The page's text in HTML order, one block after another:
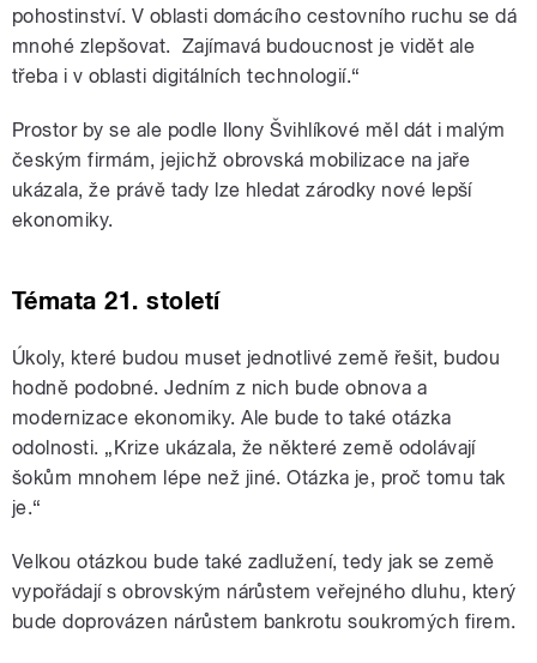
pohostinství. V oblasti domácího cestovního ruchu se dá
mnohé zlepšovat. Zajímavá budoucnost je vidět ale
třeba i v oblasti digitálních technologií.“
Prostor by se ale podle Ilony Švihlíkové měl dát i malým
českým firmám, jejichž obrovská mobilizace na jaře
ukázala, že právě tady lze hledat zárodky nové lepší
ekonomiky.
Témata 21. století
Úkoly, které budou muset jednotlivé země řešit, budou
hodně podobné. Jedním z nich bude obnova a
modernizace ekonomiky. Ale bude to také otázka
odolnosti. „ Krize ukázala, že některé země odolávají
šokům mnohem lépe než jiné. Otázka je, proč tomu tak
je.“
Velkou otázkou bude také zadlužení, tedy jak se země
vypořádají s obrovským nárůstem veřejného dluhu, který
bude doprovázen nárůstem bankrotu soukromých firem.